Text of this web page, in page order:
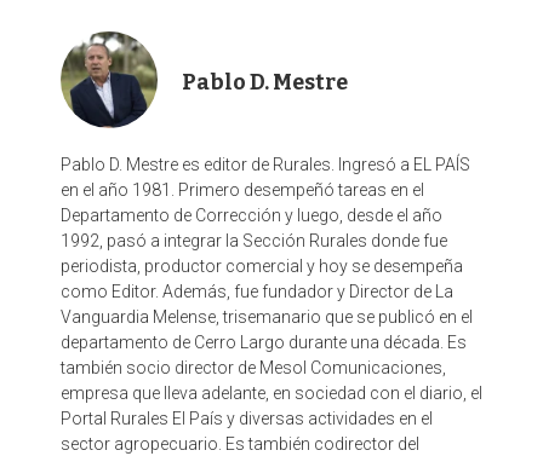
n
Pablo D. Mestre
Pablo D. Mestre es editor de Rurales. Ingresó a EL PAÍS
en el año 1981. Primero desempeñó tareas en el
Departamento de Corrección y luego, desde el año
1992, pasó a integrar la Sección Rurales donde fue
periodista, productor comercial y hoy se desempeña
como Editor. Además, fue fundador y Director de La
Vanguardia Melense, trisemanario que se publicó en el
departamento de Cerro Largo durante una década. Es
también socio director de Mesol Comunicaciones,
empresa que lleva adelante, en sociedad con el diario, el
Portal Rurales El País y diversas actividades en el
sector agropecuario. Es también codirector del